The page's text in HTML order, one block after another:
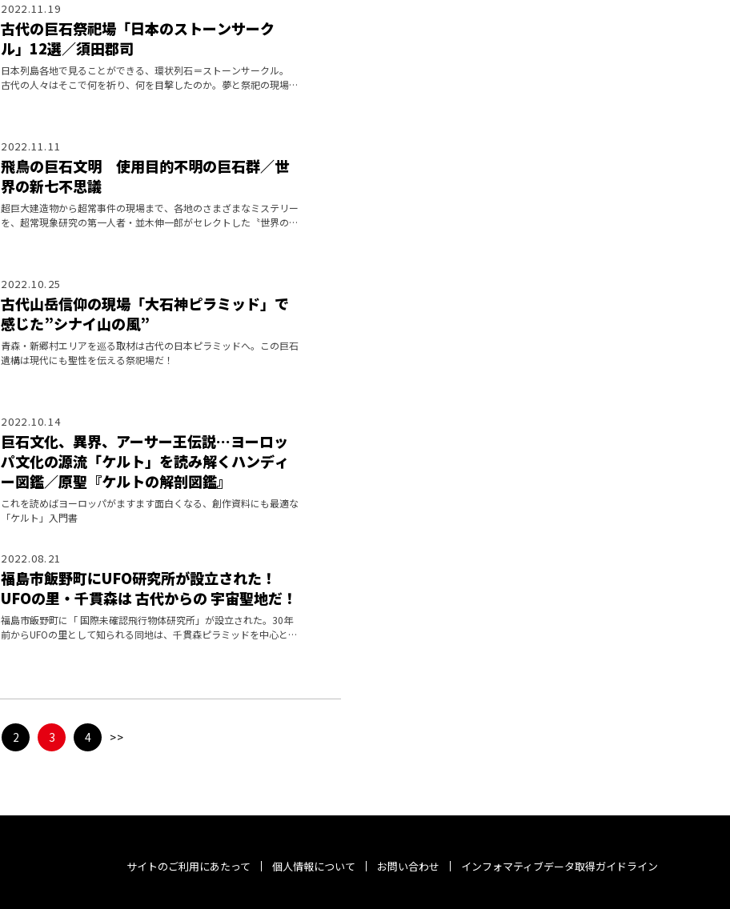
2022.11.19
古代の巨石祭祀場「日本のストーンサーク
ル」12選／須田郡司
日本列島各地で見ることができる、環状列石＝ストーンサークル。
古代の人々はそこで何を祈り、何を目撃したのか。夢と祭祀の現場
2022.11.11
飛鳥の巨石文明 使用目的不明の巨石群／世
界の新七不思議
超巨大建造物から超常事件の現場まで、各地のさまざまなミステリー
を、超常現象研究の第一人者・並木伸一郎がセレクトした〝世界の新
2022.10.25
古代山岳信仰の現場「大石神ピラミッド」で
感じた”シナイ山の風”
青森・新郷村エリアを巡る取材は古代の日本ピラミッドへ。この巨石
遺構は現代にも聖性を伝える祭祀場だ！
2022.10.14
巨石文化、異界、アーサー王伝説…ヨーロッ
パ文化の源流「ケルト」を読み解くハンディ
ー図鑑／原聖『ケルトの解剖図鑑』
これを読めばヨーロッパがますます面白くなる、創作資料にも最適な
「ケルト」入門書
2022.08.21
福島市飯野町にUFO研究所が設立された！
UFOの里・千貫森は 古代からの 宇宙聖地だ！
福島市飯野町に「 国際未確認飛行物体研究所」が設立された。30年
前からUFOの里として知られる同地は、千貫森ピラミッドを中心とす
2 3 4 >>
サイトのご利用にあたって 個人情報について お問い合わせ インフォマティブデータ取得ガイドライン